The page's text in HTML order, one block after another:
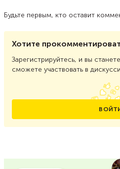
Будьте первым, кто оставит
Хотите
Зарегистрируйтесь, и вы
сможете участвовать в